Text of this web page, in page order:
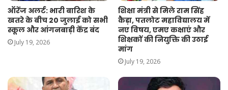
ऑरेंज अलर्ट: भारी बारिश के
खतरे के बीच 20 जुलाई को सभी
स्कूल और आंगनबाड़ी केंद्र बंद
July 19, 2026
शिक्षा मंत्री से मिले राम सिंह
कैड़ा, पतलोट महाविद्यालय में
नए विषय, एमए कक्षाएं और
शिक्षकों की नियुक्ति की उठाई
मांग
July 19, 2026